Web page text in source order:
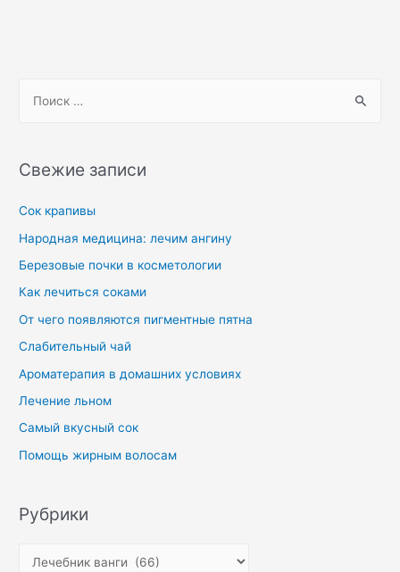
r
h
f
o
Свежие записи
Сок крапивы
Народная медицина: лечим ангину
Березовые почки в косметологии
Как лечиться соками
От чего появляются пигментные пятна
Слабительный чай
Ароматерапия в домашних условиях
Лечение льном
Самый вкусный сок
Помощь жирным волосам
Рубрики